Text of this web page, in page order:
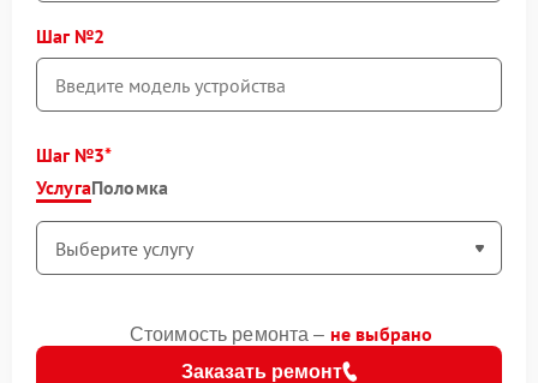
Шаг №2
Шаг №3
УслугаПоломка
Заказать ремонт
Стоимость ремонта – не выбрано